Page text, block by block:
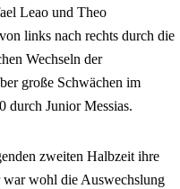
Leao und Theo
links nach rechts durch die
Wechseln der
große Schwächen im
durch Junior Messias.
zweiten Halbzeit ihre
wohl die Auswechslung